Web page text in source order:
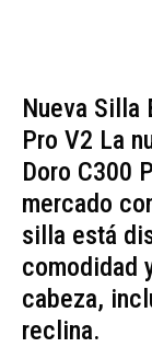
Nueva Silla
Pro V2 La
Doro C300
mercado
silla está
comodidad
cabeza,
reclina.